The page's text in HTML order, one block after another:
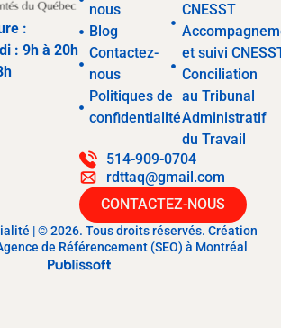
:
: 9h à 20h
nous
Blog
Contactez-
nous
Politiques de
confidentialité
CNESST
et suivi
Conciliation
au Tribunal
Administratif
du Travail
514-909-0704
rdttaq@gmail.com
CONTACTEZ-NOUS
| © 2026. Tous droits réservés. Création
de Référencement (SEO) à Montréal